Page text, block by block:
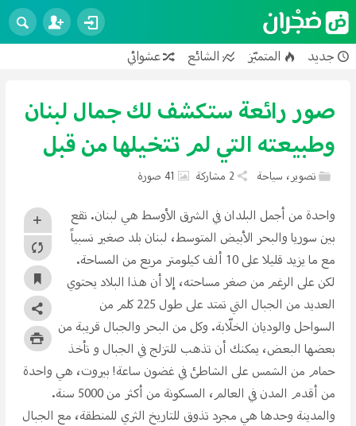
فنون تصوير تصميم عمارة
تطوير الذات
رياضة صحة حيوانات
عجائب
طرائف
إسلام أعمال علاقات
جديد المتميّز الشائع عشوائي
صور رائعة ستكشف لك جمال لبنان
وطبيعته التي لم تتخيلها من قبل
تصوير، سياحة 2 مشاركة 41 صورة
واحدة من أجمل البلدان في الشرق الأوسط هي لبنان. تقع
بين سوريا والبحر الأبيض المتوسط، لبنان بلد صغير نسبياً
مع ما يزيد قليلا على 10 ألف كيلومتر مربع من المساحة.
لكن على الرغم من صغر مساحته، إلا أن هذا البلاد يحتوي
العديد من الجبال التي تمتد على طول 225 كلم من
السواحل والوديان الخلّابة. وكل من البحر والجبال قريبة من
بعضها البعض، يمكنك أن تذهب للتزلج في الجبال و تأخذ
حمام من الشمس على الشاطئ في غضون ساعة! بيروت، هي واحدة
من أقدم المدن في العالم، المسكونة من أكثر من 5000 سنة.
والمدينة وحدها هي مجرد تذوق للتاريخ الثري للمنطقة، مع الجبال